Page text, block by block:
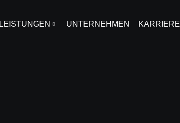
LEISTUNGEN UNTERNEHMEN KARRIERE